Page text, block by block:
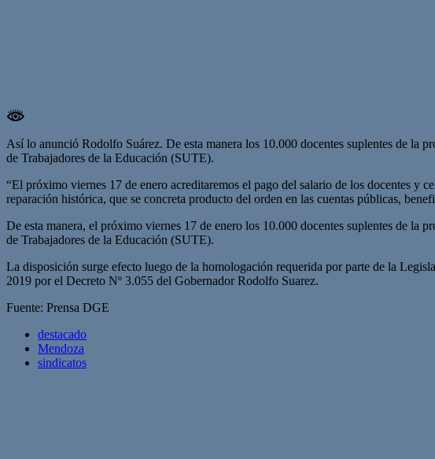
Así lo anunció Rodolfo Suárez. De esta manera los 10.000 docentes suplentes de la
de Trabajadores de la Educación (SUTE).
“El próximo viernes 17 de enero acreditaremos el pago del salario de los docentes y
reparación histórica, que se concreta producto del orden en las cuentas públicas,
De esta manera, el próximo viernes 17 de enero los 10.000 docentes suplentes de
de Trabajadores de la Educación (SUTE).
La disposición surge efecto luego de la homologación requerida por parte de la
2019 por el Decreto Nº 3.055 del Gobernador Rodolfo Suarez.
Fuente: Prensa DGE
destacado
Mendoza
sindicatos